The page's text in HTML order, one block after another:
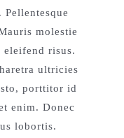
molestie
eleifend risus.
ultricies
porttitor id
enim. Donec
lobortis.